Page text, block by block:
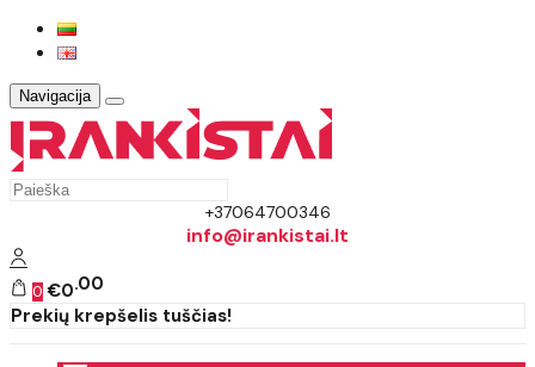
Navigacija
+37064700346
info@irankistai.lt
0 €0 00
Prekių krepšelis tuščias!